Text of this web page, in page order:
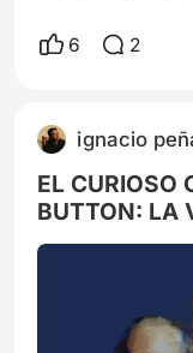
tanto desde su
miembros del
de que no es
escribir o
6 2
ignacio
EL CURIOSO
BUTTON: LA